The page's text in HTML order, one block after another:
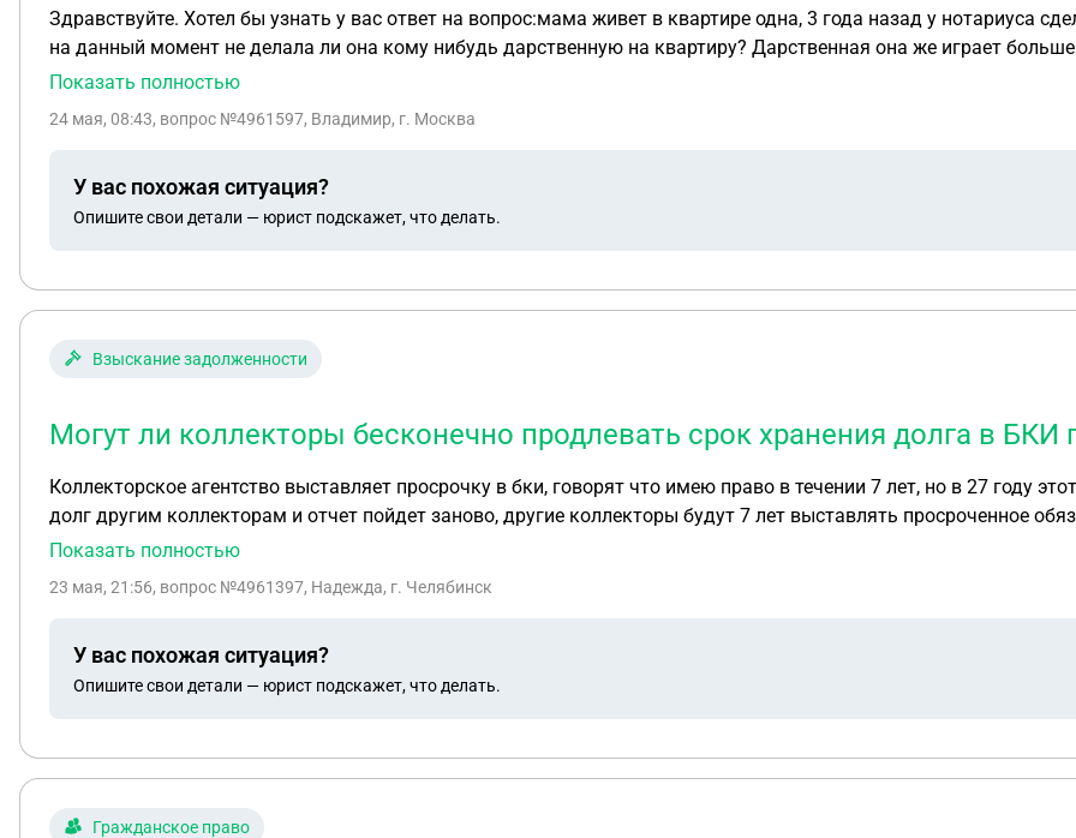
Здравствуйте. Хотел бы узнать у вас ответ на вопрос:мама живет в квартире одна, 3 года назад у нотариуса
на данный момент не делала ли она кому нибудь дарственную на квартиру? Дарственная она же играет
Показать полностью
24 мая, 08:43, вопрос №4961597, Владимир, г. Москва
У вас похожая ситуация?
Опишите свои детали — юрист подскажет, что делать.
Взыскание задолженности
Могут ли коллекторы бесконечно продлевать срок хранения долга в БКИ
Коллекторское агентство выставляет просрочку в бки, говорят что имею право в течении 7 лет, но в 27 году
долг другим коллекторам и отчет пойдет заново, другие коллекторы будут 7 лет выставлять просроченное
оплачу, а долг с банком я оспорила тк прошло три года и исковой срок вышел, подскажите реально ли они могут перепродать мой долг и он вечно будет висеть
Показать полностью
23 мая, 21:56, вопрос №4961397, Надежда, г. Челябинск
У вас похожая ситуация?
Опишите свои детали — юрист подскажет, что делать.
Гражданское право